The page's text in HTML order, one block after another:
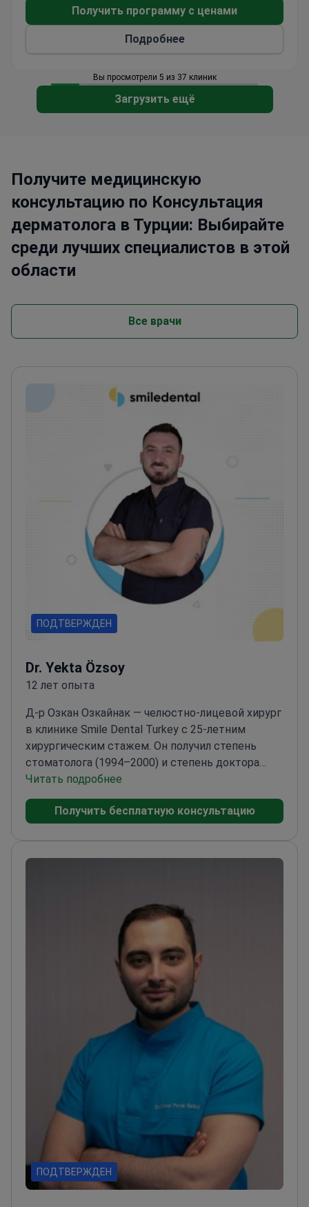
Получить программу с ценами
Подробнее
Вы просмотрели 5 из 37 клиник
Загрузить ещё
Получите медицинскую
консультацию по Консультация
дерматолога в Турции: Выбирайте
среди лучших специалистов в этой
области
Все врачи
ПОДТВЕРЖДЕН
Dr. Yekta Özsoy
12 лет опыта
Д-р Озкан Озкайнак — челюстно-лицевой хирург
в клинике Smile Dental Turkey с 25-летним
хирургическим стажем. Он получил степень
стоматолога (1994–2000) и степень доктора
философии (Ph.D.) (2000–2006) по челюстно-
лицевой хирургии в Университете Анкары. Его
работа сосредоточена на сложной
синус-лифтинг и полную реабилитацию зубного
ряда с помощью имплантатов, таких как All-on-4
Читать подробнее
Получить бесплатную консультацию
ПОДТВЕРЖДЕН